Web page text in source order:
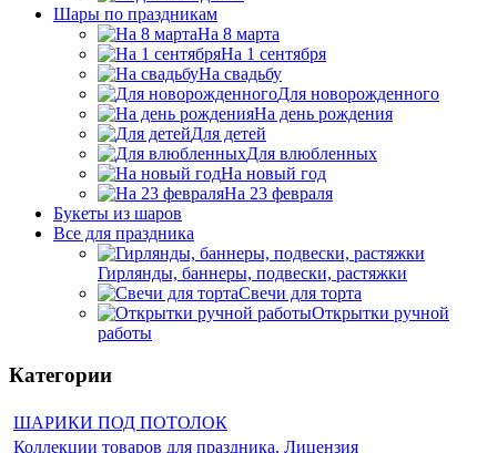
Шары по праздникам
На 8 марта
На 1 сентября
На свадьбу
Для новорожденного
На день рождения
Для детей
Для влюбленных
На новый год
На 23 февраля
Букеты из шаров
Bсе для праздника
Гирлянды, баннеры, подвески, растяжки
Свечи для торта
Открытки ручной
работы
Категории
ШАРИКИ ПОД ПОТОЛОК
Коллекции товаров для праздника, Лицензия